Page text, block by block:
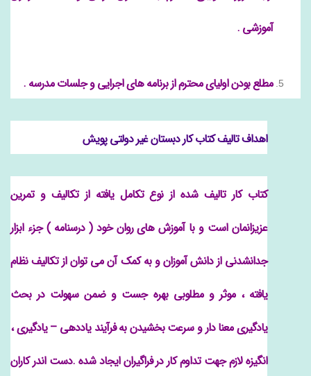
آموزشی .
مطلع بودن اولیای محترم از برنامه های اجرایی و جلسات مدرسه .
اهداف تالیف کتاب کار دبستان غیر دولتی پویش
کتاب کار تالیف شده از نوع تکامل یافته از تکالیف و تمرین
عزیزانمان است و با آموزش های روان خود ( درسنامه ) جزء ابزار
جدانشدنی از دانش آموزان و به کمک آن می توان از تکالیف نظام
یافته ، موثر و مطلوبی بهره جست و ضمن سهولت در بحث
یادگیری معنا دار و سرعت بخشیدن به فرآیند یاددهی – یادگیری ،
انگیزه لازم جهت تداوم کار در فراگیران ایجاد شده .دست اندر کاران